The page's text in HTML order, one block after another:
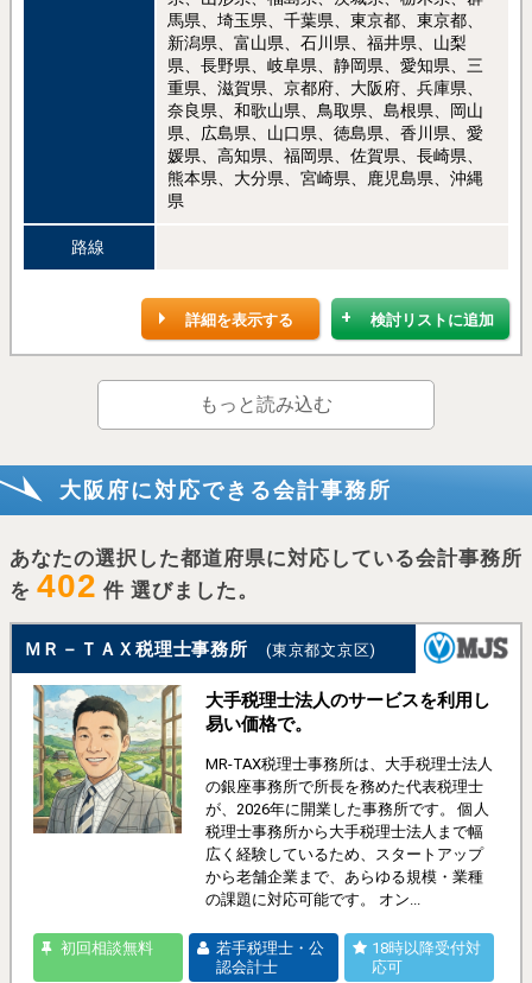
馬県、埼玉県、千葉県、東京都、東京都、
新潟県、富山県、石川県、福井県、山梨
県、長野県、岐阜県、静岡県、愛知県、三
重県、滋賀県、京都府、大阪府、兵庫県、
奈良県、和歌山県、鳥取県、島根県、岡山
県、広島県、山口県、徳島県、香川県、愛
媛県、高知県、福岡県、佐賀県、長崎県、
熊本県、大分県、宮崎県、鹿児島県、沖縄
県
路線
検討リストに追加
詳細を表示する
もっと読み込む
大阪府に対応できる会計事務所
あなたの選択した都道府県に対応している会計事務所
を 402 件 選びました。
ＭＲ－ＴＡＸ税理士事務所 (東京都文京区)
大手税理士法人のサービスを利用し
易い価格で。
MR-TAX税理士事務所は、大手税理士法人
の銀座事務所で所長を務めた代表税理士
が、2026年に開業した事務所です。 個人
税理士事務所から大手税理士法人まで幅
広く経験しているため、スタートアップ
から老舗企業まで、あらゆる規模・業種
の課題に対応可能です。 オン...
初回相談無料
若手税理士・公
認会計士
18時以降受付対
応可